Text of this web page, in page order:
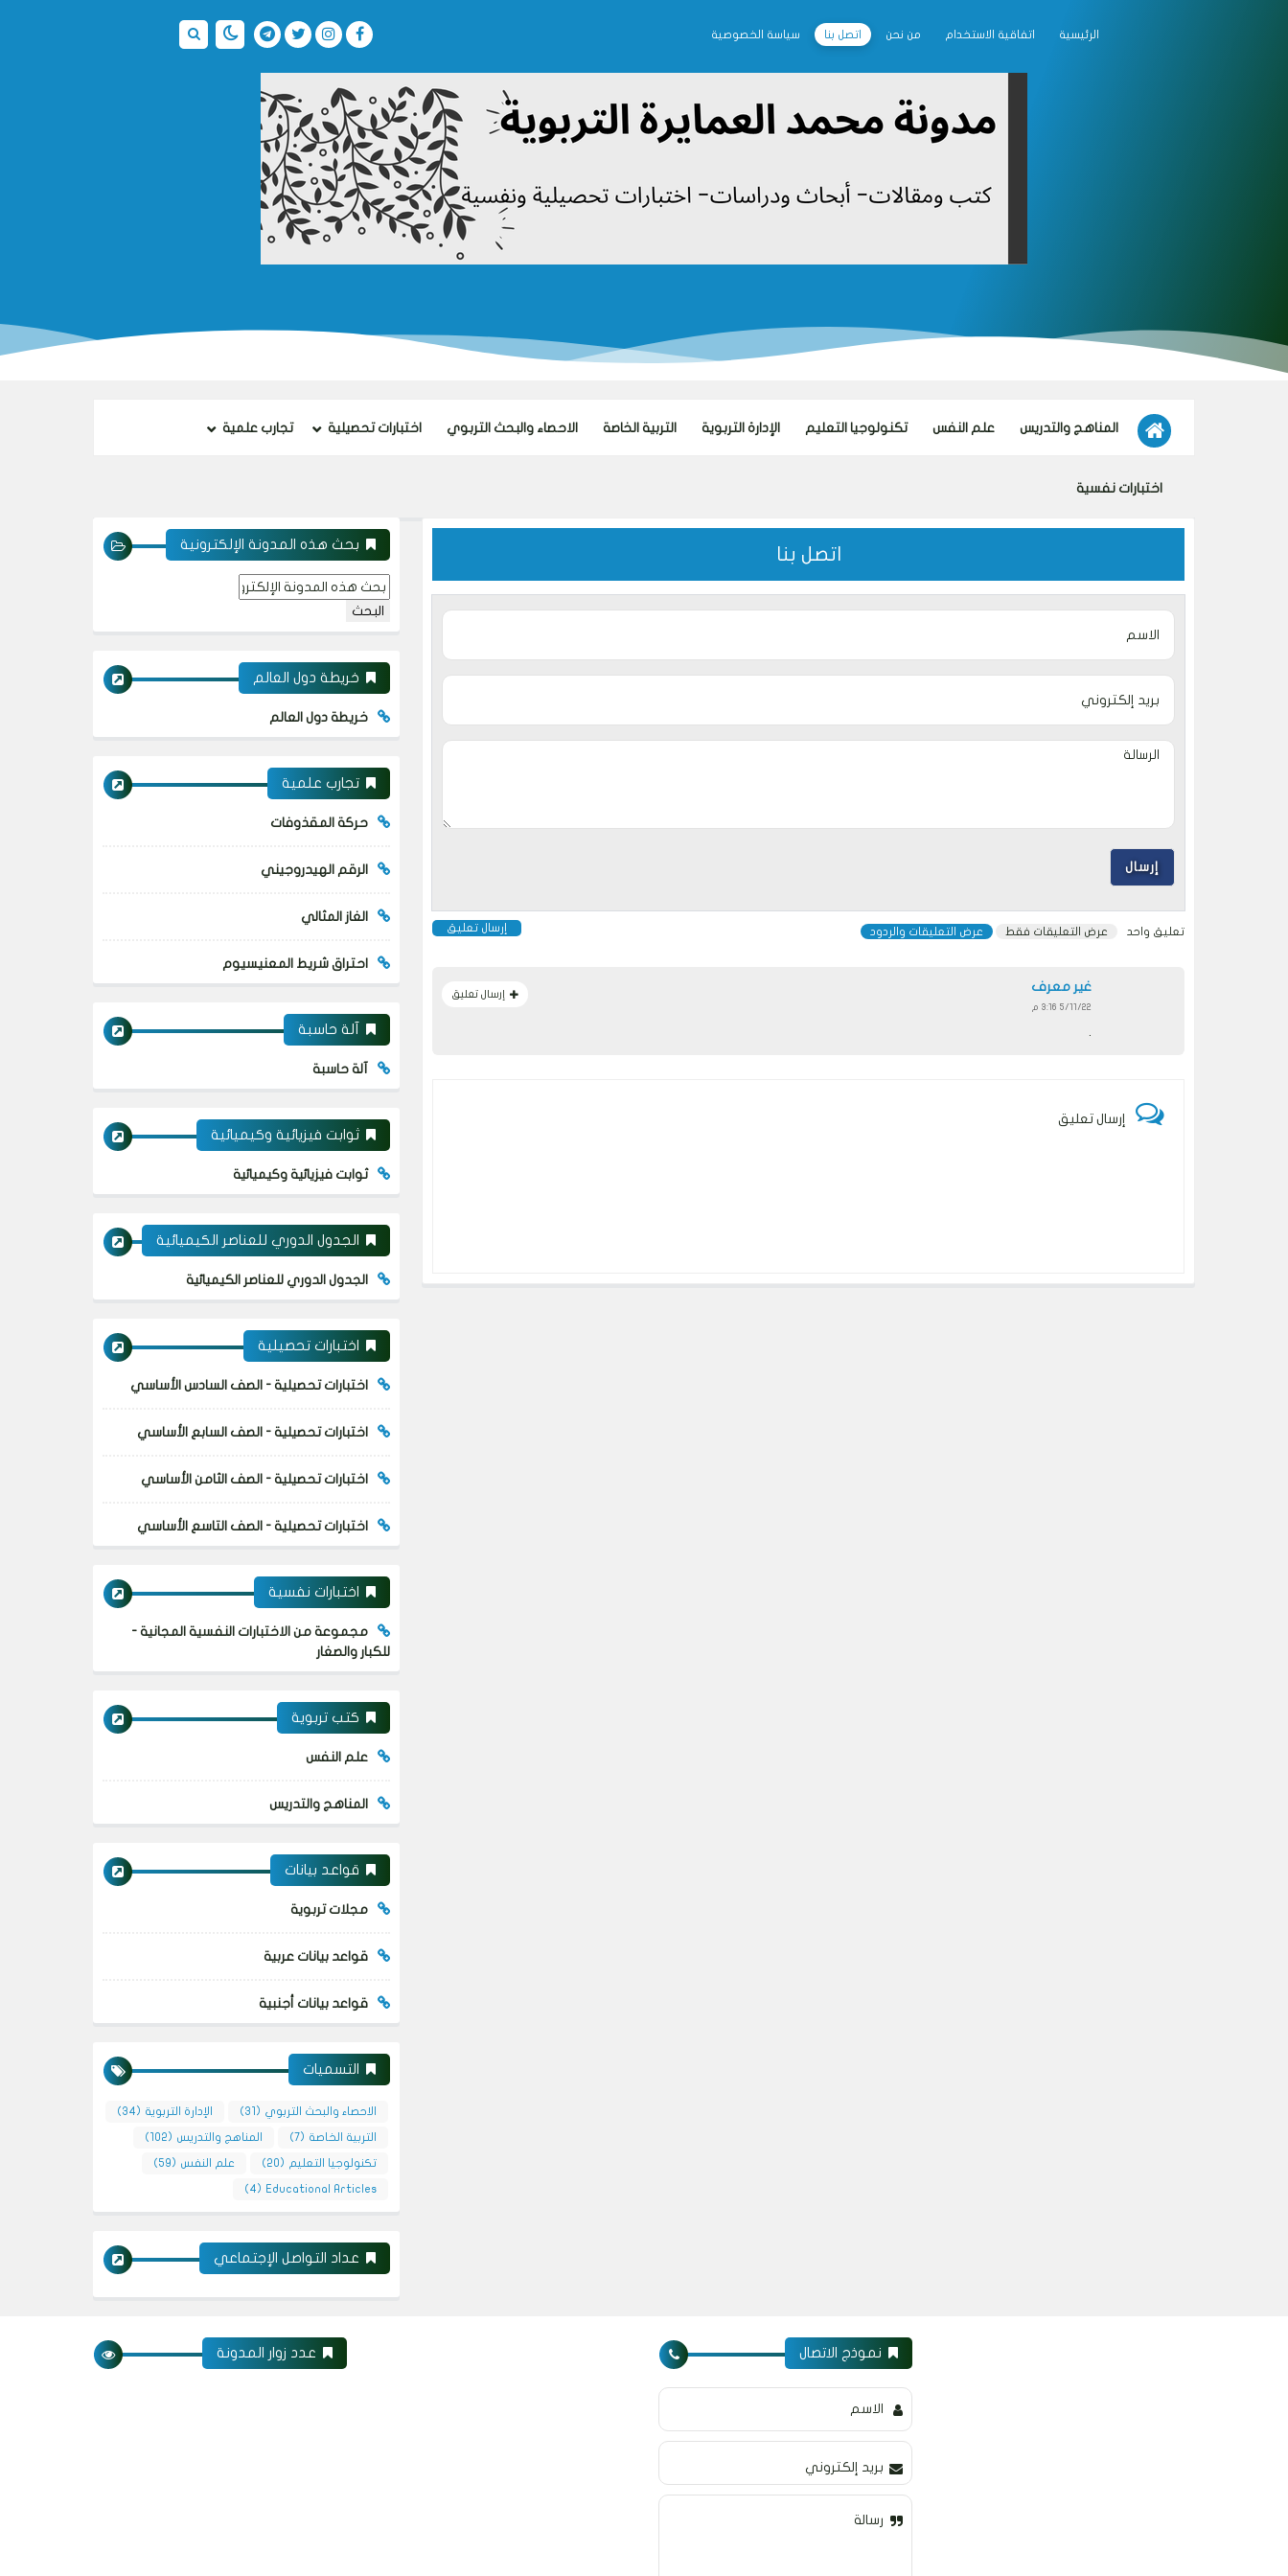
الرئيسية اتفاقية الاستخدام من نحن اتصل بنا سياسة الخصوصية
المناهج والتدريس علم النفس تكنولوجيا التعليم الإدارة التربوية التربية الخاصة الاحصاء والبحث التربوي اختبارات تحصيلية تجارب علمية
اختبارات نفسية
اتصل بنا
تعليق واحد إرسال تعليق عرض التعليقات فقط عرض التعليقات والردود
غير معرف
5/11/22 3:16 م
.
إرسال تعليق
إرسال تعليق
بحث هذه المدونة الإلكترونية
خريطة دول العالم
خريطة دول العالم
تجارب علمية
حركة المقذوفات
الرقم الهيدروجيني
الغاز المثالي
احتراق شريط المعنيسيوم
آلة حاسبة
آلة حاسبة
ثوابت فيزيائية وكيميائية
ثوابت فيزيائية وكيميائية
الجدول الدوري للعناصر الكيميائية
الجدول الدوري للعناصر الكيميائية
اختبارات تحصيلية
اختبارات تحصيلية - الصف السادس الأساسي
اختبارات تحصيلية - الصف السابع الأساسي
اختبارات تحصيلية - الصف الثامن الأساسي
اختبارات تحصيلية - الصف التاسع الأساسي
اختبارات نفسية
مجموعة من الاختبارات النفسية المجانية -
للكبار والصغار
كتب تربوية
علم النفس
المناهج والتدريس
قواعد بيانات
مجلات تربوية
قواعد بيانات عربية
قواعد بيانات أجنبية
التسميات
الاحصاء والبحث التربوي (31) الإدارة التربوية (34)
التربية الخاصة (7) المناهج والتدريس (102)
تكنولوجيا التعليم (20) علم النفس (59)
Educational Articles
(4)
عداد التواصل الإجتماعي
نموذج الاتصال
الاسم
بريد إلكتروني
رسالة
عدد زوار المدونة